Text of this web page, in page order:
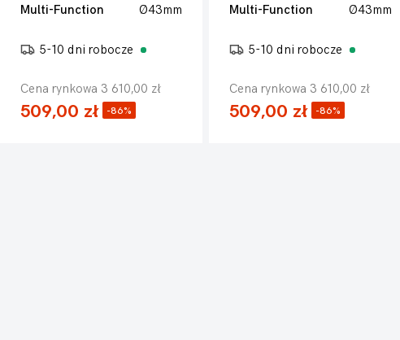
Multi-Function
Ø43mm
5-10 dni robocze
Cena rynkowa 3 610,00 zł
509,00 zł -86%
Multi-Function
Ø43mm
5-10 dni robocze
Cena rynkowa 3 610,00 zł
509,00 zł -86%